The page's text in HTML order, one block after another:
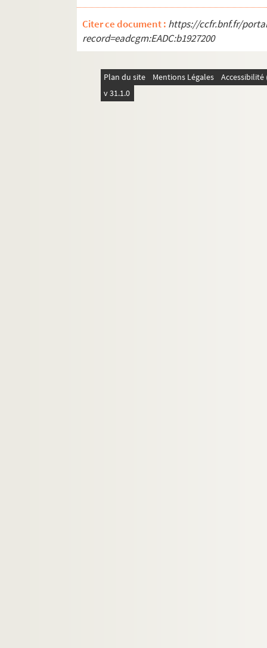
Citer ce document : https://ccfr.bnf.fr/
record=eadcgm:EADC:b1927200
Plan du site Mentions Légales
v 31.1.0